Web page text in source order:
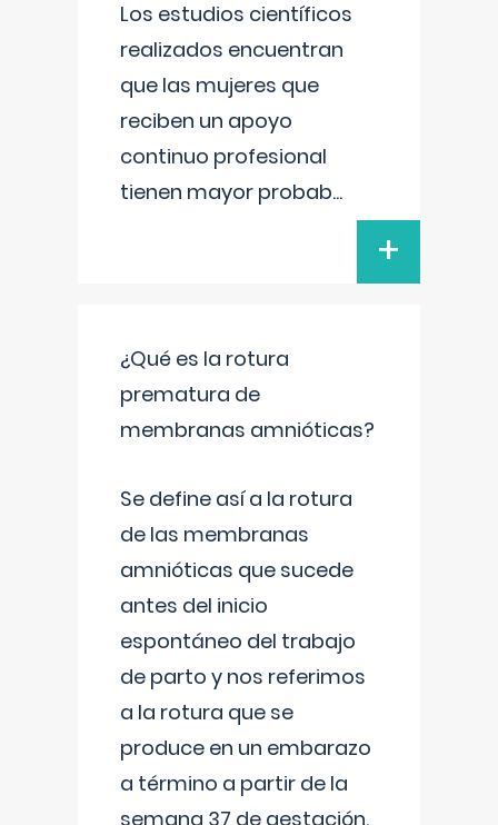
Los estudios científicos
realizados encuentran
que las mujeres que
reciben un apoyo
continuo profesional
tienen mayor probab...
+
¿Qué es la rotura
prematura de
membranas amnióticas?
Se define así a la rotura
de las membranas
amnióticas que sucede
antes del inicio
espontáneo del trabajo
de parto y nos referimos
a la rotura que se
produce en un embarazo
a término a partir de la
semana 37 de gestación.